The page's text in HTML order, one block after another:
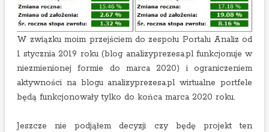
W związku moim przejściem do zespołu Portalu Analiz od
1 stycznia 2019 roku (blog analizyprezesa.pl funkcjonuje w
niezmienionej formie do marca 2020) i ograniczeniem
aktywności na blogu analizyprezesa.pl wirtualne portfele
będą funkcjonowały tylko do końca marca 2020 roku.
Jeszcze nie podjąłem decyzji czy będę projekt ten